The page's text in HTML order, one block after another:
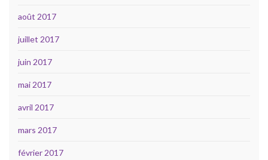
août 2017
juillet 2017
juin 2017
mai 2017
avril 2017
mars 2017
février 2017